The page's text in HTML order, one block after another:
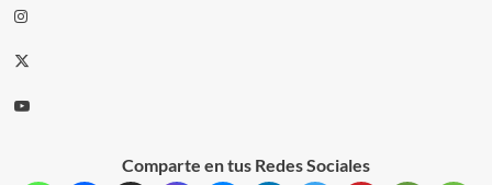
Comparte en tus Redes Sociales